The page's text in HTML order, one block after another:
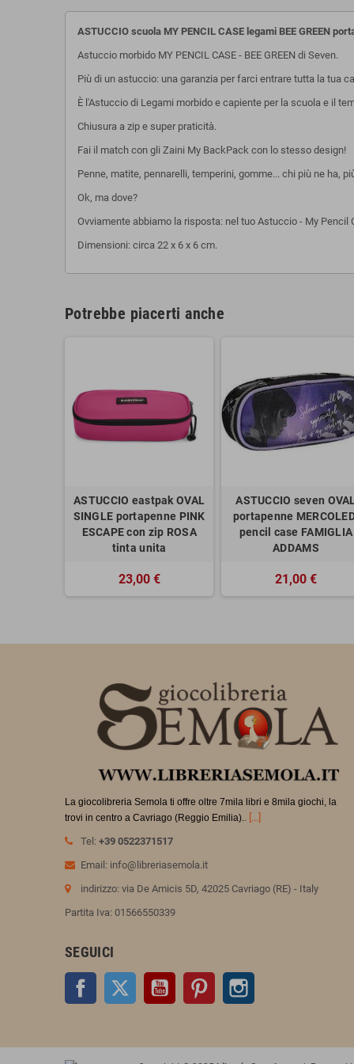
ASTUCCIO scuola MY PENCIL CASE legami BEE GREEN
Astuccio morbido MY PENCIL CASE - BEE GREEN di Seven.
Più di un astuccio: una garanzia per farci entrare tutta la tua
È l'Astuccio di Legami morbido e capiente per la scuola e il
Chiusura a zip e super praticità.
Fai il match con gli Zaini My BackPack con lo stesso design!
Penne, matite, pennarelli, temperini, gomme... chi più ne ha,
Ok, ma dove?
Ovviamente abbiamo la risposta: nel tuo Astuccio - My Pencil
Dimensioni: circa 22 x 6 x 6 cm.
Potrebbe piacerti anche
ASTUCCIO eastpak OVAL
SINGLE portapenne PINK
ESCAPE con zip ROSA
tinta unita
23,00 €
ASTUCCIO seven
portapenne
pencil case FAMIGLIA
ADDAMS
21,00 €
La giocolibreria Semola ti offre oltre 7mila libri e 8mila giochi, la
trovi in centro a Cavriago (Reggio Emilia).. [...]
Tel: +39 0522371517
Email: info@libreriasemola.it
indirizzo: via De Amicis 5D, 42025 Cavriago (RE) - Italy
Partita Iva: 01566550339
SEGUICI
Facebook Twitter YouTube Pinterest